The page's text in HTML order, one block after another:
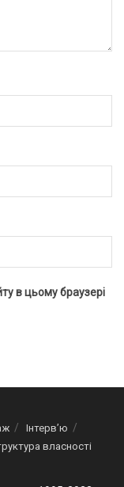
в цьому браузері
Інтерв’ю
власності